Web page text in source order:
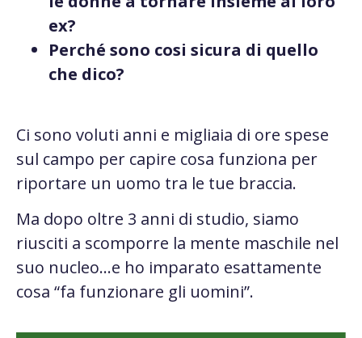
ex?
Perché sono cosi sicura di quello
che dico?
Ci sono voluti anni e migliaia di ore spese
sul campo per capire cosa funziona per
riportare un uomo tra le tue braccia.
Ma dopo oltre 3 anni di studio, siamo
riusciti a scomporre la mente maschile nel
suo nucleo…e ho imparato esattamente
cosa “fa funzionare gli uomini”.